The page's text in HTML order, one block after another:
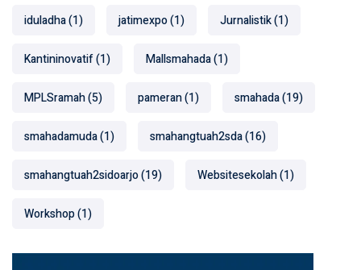
iduladha(1) jatimexpo(1) Jurnalistik(1)
Kantininovatif(1) Mallsmahada(1)
MPLSramah(5) pameran(1) smahada(19)
smahadamuda(1) smahangtuah2sda(16)
smahangtuah2sidoarjo(19) Websitesekolah(1)
Workshop(1)